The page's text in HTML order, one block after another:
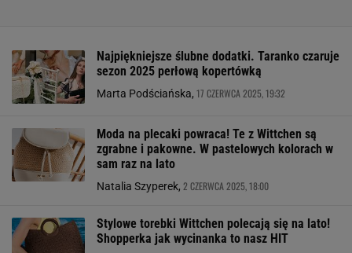
Najpiękniejsze ślubne dodatki. Taranko czaruje
sezon 2025 perłową kopertówką
Marta Podściańska, 17 CZERWCA 2025, 19:32
Moda na plecaki powraca! Te z Wittchen są
zgrabne i pakowne. W pastelowych kolorach w
sam raz na lato
Natalia Szyperek, 2 CZERWCA 2025, 18:00
Stylowe torebki Wittchen polecają się na lato!
Shopperka jak wycinanka to nasz HIT